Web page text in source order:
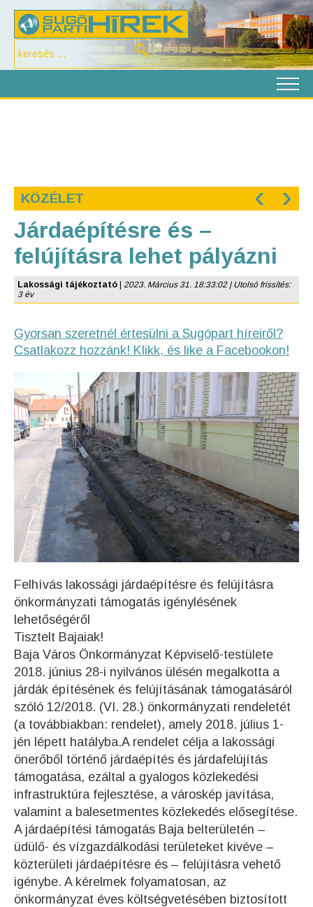
KÖZÉLET ‹ ›
Járdaépítésre és –
felújításra lehet pályázni
Lakossági tájékoztató
2023. Március 31. 18:33:02 | Utolsó frissítés:
3 év
Gyorsan szeretnél értesülni a Sugópart híreiről?
Csatlakozz hozzánk! Klikk, és like a Facebookon!
Felhívás lakossági járdaépítésre és felújításra
önkormányzati támogatás igénylésének
lehetőségéről
Tisztelt Bajaiak!
Baja Város Önkormányzat Képviselő-testülete
2018. június 28-i nyilvános ülésén megalkotta a
járdák építésének és felújításának támogatásáról
szóló 12/2018. (VI. 28.) önkormányzati rendeletét
(a továbbiakban: rendelet), amely 2018. július 1-
jén lépett hatályba.A rendelet célja a lakossági
önerőből történő járdaépítés és járdafelújítás
támogatása, ezáltal a gyalogos közlekedési
infrastruktúra fejlesztése, a városkép javítása,
valamint a balesetmentes közlekedés elősegítése.
A járdaépítési támogatás Baja belterületén –
üdülő- és vízgazdálkodási területeket kivéve –
közterületi járdaépítésre és – felújításra vehető
igénybe. A kérelmek folyamatosan, az
önkormányzat éves költségvetésében biztosított